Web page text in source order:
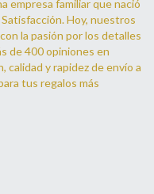
empresa familiar que nació
Hoy, nuestros
la pasión por los detalles
de 400 opiniones en
y rapidez de envío a
tus regalos más